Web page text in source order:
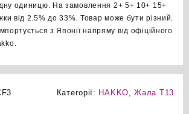
одиницю. На замовлення 2+ 5+ 10+ 15+
від 2.5% до 33%. Товар може бути різний.
з Японії напряму від офіційного
Категорії: HAKKO ,Жала T13